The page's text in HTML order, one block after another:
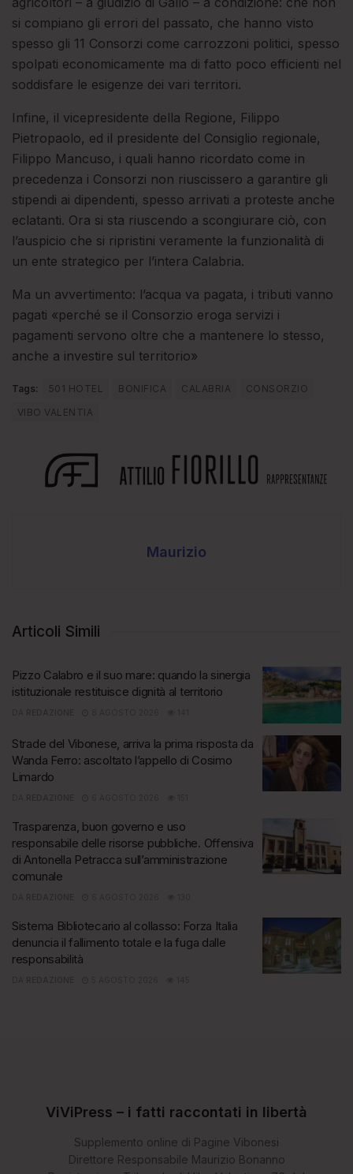
si compiano gli errori del passato, che hanno visto
spesso gli 11 Consorzi come carrozzoni politici, spesso
spolpati economicamente ma di fatto poco efficienti nel
soddisfare le esigenze dei vari territori.
Infine, il vicepresidente della Regione, Filippo
Pietropaolo, ed il presidente del Consiglio regionale,
Filippo Mancuso, i quali hanno ricordato come in
precedenza i Consorzi non riuscissero a garantire gli
stipendi ai dipendenti, spesso arrivati a proteste anche
eclatanti. Ora si sta riuscendo a scongiurare ciò, con
l’auspicio che si ripristini veramente la funzionalità di
un ente strategico per l’intera Calabria.
Ma un avvertimento: l’acqua va pagata, i tributi vanno
pagati «perché se il Consorzio eroga servizi i
pagamenti servono oltre che a mantenere lo stesso,
anche a investire sul territorio»
Tags: 501 HOTEL BONIFICA CALABRIA
CONSORZIO
VIBO VALENTIA
Maurizio
Articoli Simili
Pizzo Calabro e il suo mare: quando la sinergia
istituzionale restituisce dignità al territorio
Strade del Vibonese, arriva la prima risposta da
Wanda Ferro: ascoltato l’appello di Cosimo
Limardo
Trasparenza, buon governo e uso
responsabile delle risorse pubbliche. Offensiva
di Antonella Petracca sull’amministrazione
comunale
Sistema Bibliotecario al collasso: Forza Italia
denuncia il fallimento totale e la fuga dalle
responsabilità
ViViPress – i fatti raccontati in libertà
Supplemento online di Pagine Vibonesi
Direttore Responsabile Maurizio Bonanno